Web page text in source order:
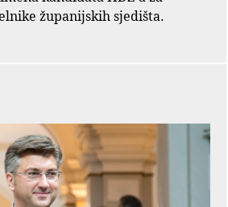
županijskih sjedišta.